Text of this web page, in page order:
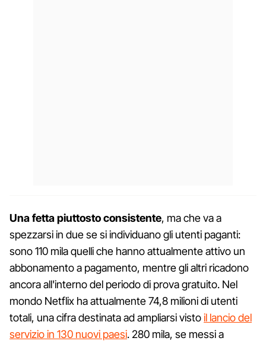
Una fetta piuttosto consistente, ma che va a
spezzarsi in due se si individuano gli utenti paganti:
sono 110 mila quelli che hanno attualmente attivo un
abbonamento a pagamento, mentre gli altri ricadono
ancora all'interno del periodo di prova gratuito. Nel
mondo Netflix ha attualmente 74,8 milioni di utenti
totali, una cifra destinata ad ampliarsi vistoil lancio del
servizio in 130 nuovi paesi. 280 mila, se messi a